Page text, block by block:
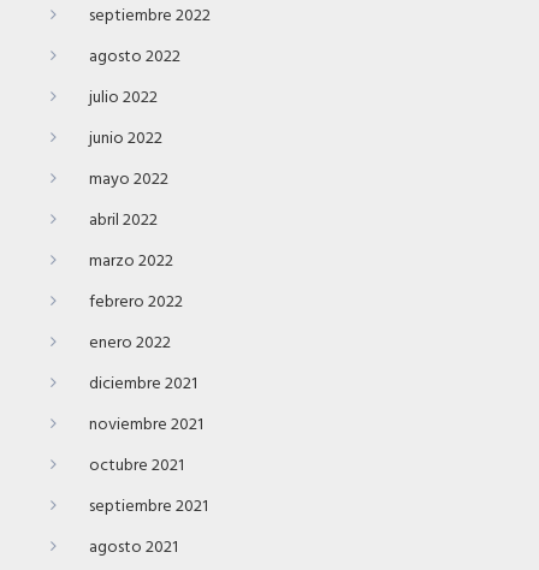
septiembre 2022
agosto 2022
julio 2022
junio 2022
mayo 2022
abril 2022
marzo 2022
febrero 2022
enero 2022
diciembre 2021
noviembre 2021
octubre 2021
septiembre 2021
agosto 2021